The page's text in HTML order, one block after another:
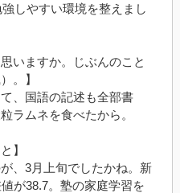
しやすい環境を整えまし
いますか。じぶんのこと
。】
、国語の記述も全部書
ラムネを食べたから。
】
、 3月上旬でしたかね。新
が38.7。塾の家庭学習を